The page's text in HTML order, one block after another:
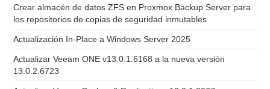
Crear almacén de datos ZFS en Proxmox Backup Server para
los repositorios de copias de seguridad inmutables
Actualización In-Place a Windows Server 2025
Actualizar Veeam ONE v13.0.1.6168 a la nueva versión
13.0.2.6723